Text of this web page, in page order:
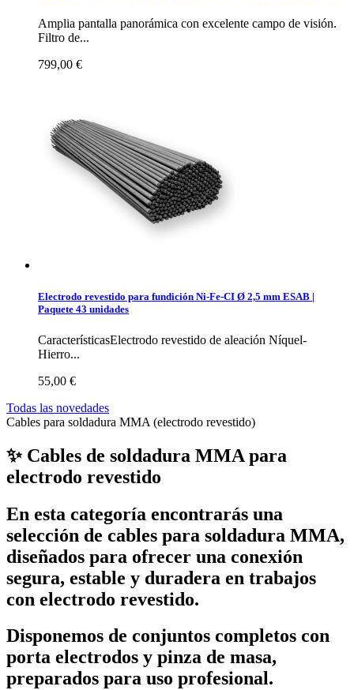
Amplia pantalla panorámica con excelente campo de visión.
Filtro de...
799,00 €
Electrodo revestido para fundición Ni-Fe-CI Ø 2,5 mm ESAB |
Paquete 43 unidades
CaracterísticasElectrodo revestido de aleación Níquel-
Hierro...
55,00 €
Todas las novedades
Cables para soldadura MMA (electrodo revestido)
✨ Cables de soldadura MMA para
electrodo revestido
En esta categoría encontrarás una
selección de cables para soldadura MMA,
diseñados para ofrecer una conexión
segura, estable y duradera en trabajos
con electrodo revestido.
Disponemos de conjuntos completos con
porta electrodos y pinza de masa,
preparados para uso profesional.